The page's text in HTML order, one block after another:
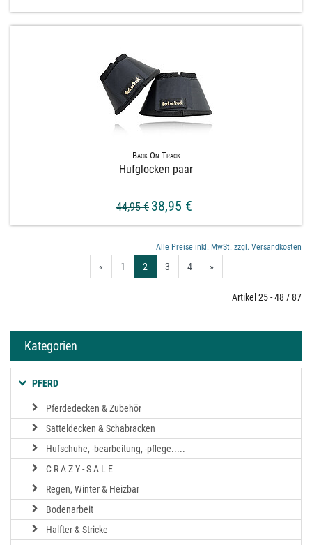
Back On Track
Hufglocken paar
44,95 € 38,95 €
Alle Preise inkl. MwSt. zzgl. Versandkosten
« 1 2 3 4 »
Artikel 25 - 48 / 87
Kategorien
PFERD
Pferdedecken & Zubehör
Satteldecken & Schabracken
Hufschuhe, -bearbeitung, -pflege.....
C R A Z Y - S A L E
Regen, Winter & Heizbar
Bodenarbeit
Halfter & Stricke